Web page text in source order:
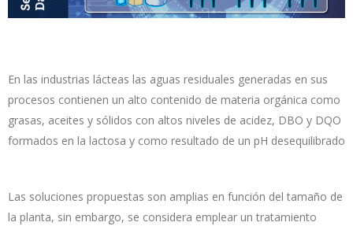
En las industrias lácteas las aguas residuales generadas en sus
procesos contienen un alto contenido de materia orgánica como
grasas, aceites y sólidos con altos niveles de acidez, DBO y DQO
formados en la lactosa y como resultado de un pH desequilibrado
Las soluciones propuestas son amplias en función del tamaño de
la planta, sin embargo, se considera emplear un tratamiento